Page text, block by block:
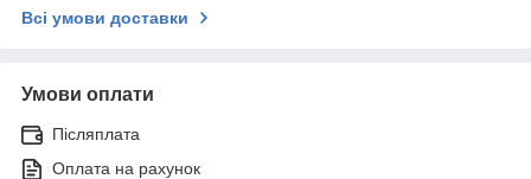
Всі умови доставки
Умови оплати
Післяплата
Оплата на рахунок